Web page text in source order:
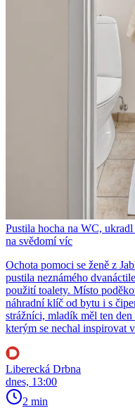
Pustila hocha na WC,
na svědomí víc
Ochota pomoci se ženě z
pustila neznámého
použití toalety. Místo
náhradní klíč od bytu i s
strážníci, mladík měl ten
kterým se nechal inspirovat
Liberecká Drbna
dnes, 13:00
2 min